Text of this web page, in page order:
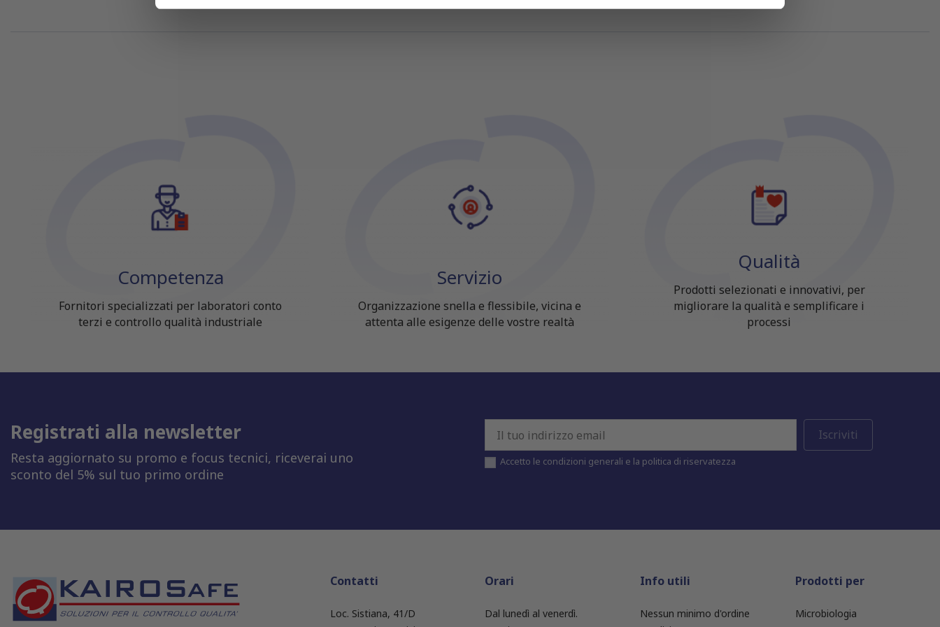
Competenza
Fornitori specializzati per laboratori conto
terzi e controllo qualità industriale
Servizio
Organizzazione snella e flessibile, vicina e
attenta alle esigenze delle vostre realtà
Qualità
Prodotti selezionati e innovativi, per
migliorare la qualità e semplificare i
processi
Registrati alla newsletter
Resta aggiornato su promo e focus tecnici, riceverai uno
sconto del 5% sul tuo primo ordine
Accetto le condizioni generali e la politica di riservatezza
Contatti
Loc. Sistiana, 41/D
Orari
Dal lunedì al venerdì.
Info utili
Nessun minimo d'ordine
Prodotti per
Microbiologia